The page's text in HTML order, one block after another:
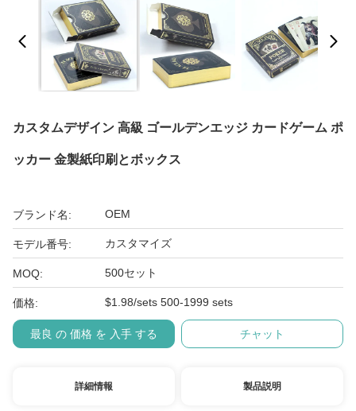
カスタムデザイン 高級 ゴールデンエッジ カードゲーム ポ
ッカー 金製紙印刷とボックス
ブランド名: OEM
モデル番号: カスタマイズ
MOQ: 500セット
価格: $1.98/sets 500-1999 sets
最良 の 価格 を 入手 する チャット
詳細情報 製品説明